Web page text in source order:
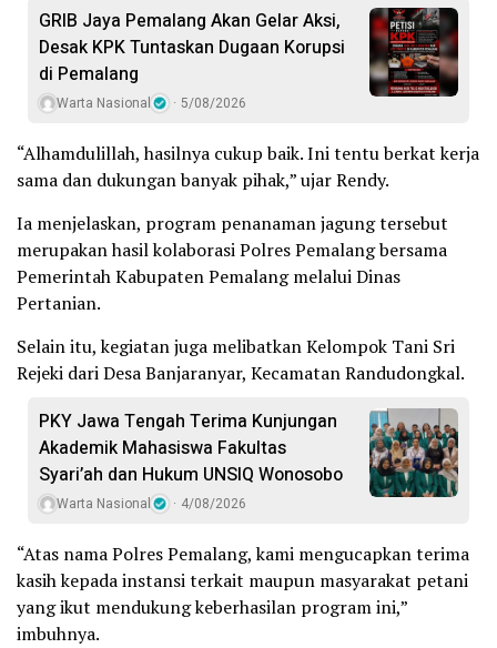
GRIB Jaya Pemalang Akan Gelar Aksi,
Desak KPK Tuntaskan Dugaan Korupsi
di Pemalang
Warta Nasional 5/08/2026
“Alhamdulillah, hasilnya cukup baik. Ini tentu berkat kerja
sama dan dukungan banyak pihak,” ujar Rendy.
Ia menjelaskan, program penanaman jagung tersebut
merupakan hasil kolaborasi Polres Pemalang bersama
Pemerintah Kabupaten Pemalang melalui Dinas
Pertanian.
Selain itu, kegiatan juga melibatkan Kelompok Tani Sri
Rejeki dari Desa Banjaranyar, Kecamatan Randudongkal.
PKY Jawa Tengah Terima Kunjungan
Akademik Mahasiswa Fakultas
Syari’ah dan Hukum UNSIQ Wonosobo
Warta Nasional 4/08/2026
“Atas nama Polres Pemalang, kami mengucapkan terima
kasih kepada instansi terkait maupun masyarakat petani
yang ikut mendukung keberhasilan program ini,”
imbuhnya.